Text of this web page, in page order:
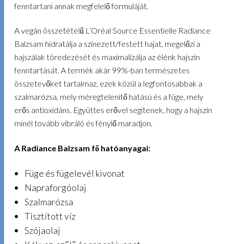
fenntartani annak megfelelő formuláját.
A vegán összetételű L’Oréal Source Essentielle Radiance
Balzsam hidratálja a színezett/festett hajat, megelőzi a
hajszálak töredezését és maximalizálja az élénk hajszín
fenntartását. A termék akár 99%-ban természetes
összetevőket tartalmaz, ezek közül a legfontosabbak a
szalmarózsa, mely méregtelenítő hatású és a füge, mely
erős antioxidáns. Együttes erővel segítenek, hogy a hajszín
minél tovább vibráló és fénylő maradjon.
A Radiance Balzsam fő hatóanyagai:
Füge és fügelevél kivonat
Napraforgóolaj
Szalmarózsa
Tisztított víz
Szójaolaj